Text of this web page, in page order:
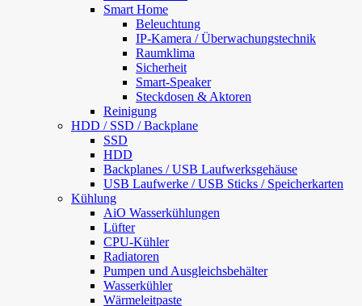
Smart Home
Beleuchtung
IP-Kamera / Überwachungstechnik
Raumklima
Sicherheit
Smart-Speaker
Steckdosen & Aktoren
Reinigung
HDD / SSD / Backplane
SSD
HDD
Backplanes / USB Laufwerksgehäuse
USB Laufwerke / USB Sticks / Speicherkarten
Kühlung
AiO Wasserkühlungen
Lüfter
CPU-Kühler
Radiatoren
Pumpen und Ausgleichsbehälter
Wasserkühler
Wärmeleitpaste